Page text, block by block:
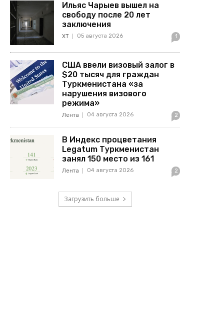
Ильяс Чарыев вышел на
свободу после 20 лет
заключения
ХТ 05 августа 2026 1
США ввели визовый залог в
$20 тысяч для граждан
Туркменистана «за
нарушения визового
режима»
Лента 04 августа 2026 2
В Индекс процветания
Legatum Туркменистан
занял 150 место из 161
Лента 04 августа 2026 2
Загрузить больше